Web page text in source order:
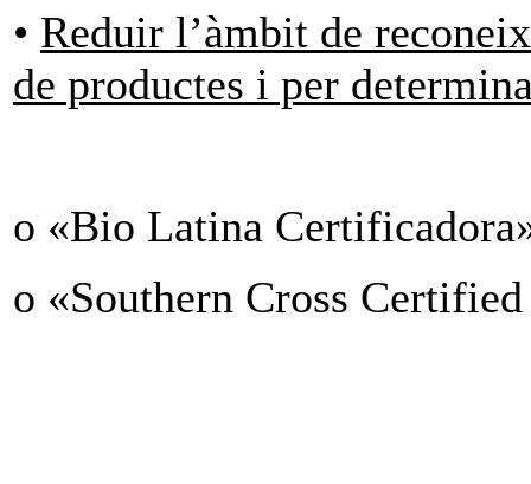
• Reduir l’àmbit de
de productes i per
o «Bio Latina
o «Southern Cross